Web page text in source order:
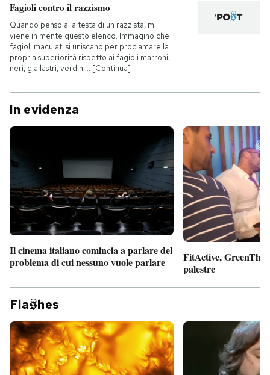
Fagioli contro il razzismo
Quando penso alla testa di un razzista, mi
viene in mente questo elenco. Immagino che i
fagioli maculati si uniscano per proclamare la
propria superiorità rispetto ai fagioli marroni,
neri, giallastri, verdini… [Continua]
In evidenza
Il cinema italiano comincia a parlare del
problema di cui nessuno vuole parlare
FitActive,
palestre
Fla hes